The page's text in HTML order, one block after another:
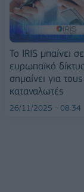
Το IRIS μπαίνει σε
ευρωπαϊκό
σημαίνει για
καταναλωτές
26/11/2025 - 08:34